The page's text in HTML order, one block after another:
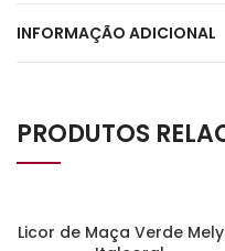
INFORMAÇÃO ADICIONAL
PRODUTOS
Licor de Maça Verde